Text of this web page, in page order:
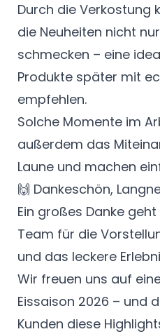
Durch die Verkostung
die Neuheiten nicht
schmecken – eine
Produkte später mit
empfehlen.
Solche Momente im
außerdem das
Laune und machen
🙌 Dankeschön,
Ein großes Danke
Team für die
und das leckere
Wir freuen uns auf
Eissaison 2026 – und
Kunden diese